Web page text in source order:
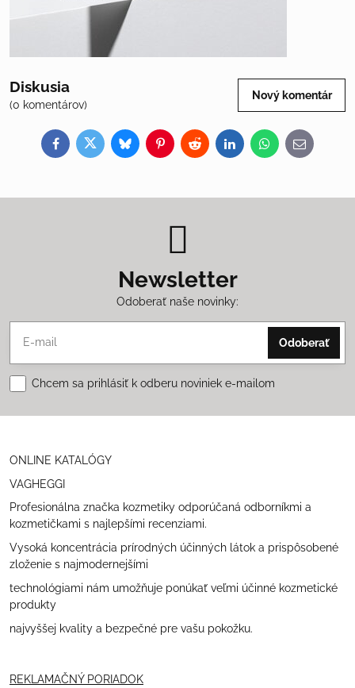
Diskusia
(0 komentárov)
Nový komentár
FacebookTwitterBlueskyPinterestRedditLinkedInWhatsApp
E-
mail
Newsletter
Odoberať naše novinky:
Odoberať
Chcem sa prihlásiť k odberu noviniek e-mailom
ONLINE KATALÓGY
VAGHEGGI
Profesionálna značka kozmetiky odporúčaná odborníkmi a
kozmetičkami s najlepšími recenziami.
Vysoká koncentrácia prírodných účinných látok a prispôsobené
zloženie s najmodernejšími
technológiami nám umožňuje ponúkať veľmi účinné kozmetické
produkty
najvyššej kvality a bezpečné pre vašu pokožku.
REKLAMAČNÝ PORIADOK